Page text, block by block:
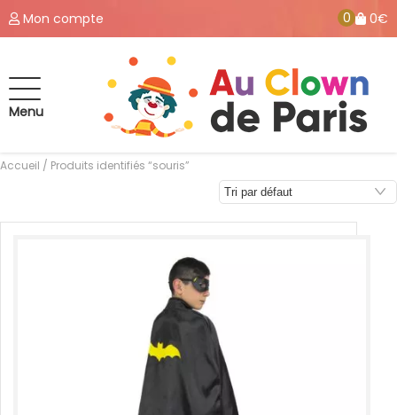
Mon compte 0 0€
Menu
Accueil / Produits identifiés “souris”